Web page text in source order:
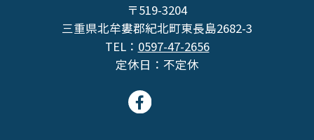
〒519-3204
三重県北牟婁郡紀北町東長島2682-3
TEL： 0597-47-2656
定休日：不定休